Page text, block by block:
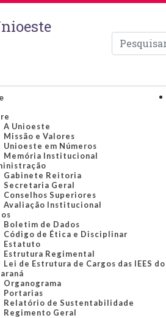
Pesquisar
A Unioeste
Missão e Valores
Unioeste em Números
Memória Institucional
Gabinete Reitoria
Secretaria Geral
Conselhos Superiores
Avaliação Institucional
Boletim de Dados
Código de Ética e Disciplinar
Estatuto
Estrutura Regimental
Lei de Estrutura de Cargos das IEES do
Organograma
Portarias
Relatório de Sustentabilidade
Regimento Geral